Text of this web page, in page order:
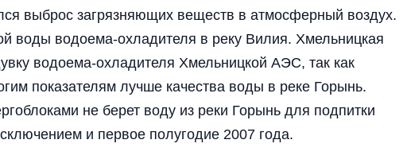
выброс загрязняющих веществ в атмосферный воздух.
воды водоема-охладителя в реку Вилия. Хмельницкая
водоема-охладителя Хмельницкой АЭС, так как
показателям лучше качества воды в реке Горынь.
не берет воду из реки Горынь для подпитки
и первое полугодие 2007 года.